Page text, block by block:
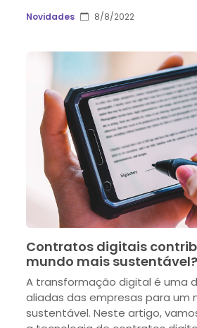
Novidades 8/8/2022
Contratos digitais
mundo mais sustentável?
A transformação digital é uma
aliadas das empresas para um
sustentável. Neste artigo,